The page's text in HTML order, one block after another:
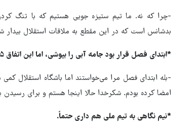
-چرا که نه. ما تیم ستیزه جویی هستیم که با تنگ
بدشانس است که در این مقطع به ملاقات استقلال بیدار
*ابتدای فصل قرار بود جامه آبی را بپوشی، اما این اتفاق ۱۵ هفته به تعویق افتاد. دلیلش چه بود؟
-بله ابتدای فصل مرا می‌خواستند اما باشگاه استقلال
امضا کرده بودم. شکرخدا حالا اینجا هستم و برای رسیدن
*نیم نگاهی به تیم ملی هم داری حتماً.